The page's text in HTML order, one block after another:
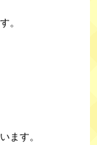
。
ます。